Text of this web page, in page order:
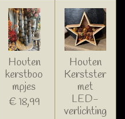
Houten
kerstboo
mpjes
€ 18,99
Houten
Kerstster
met
LED-
verlichting